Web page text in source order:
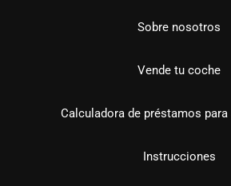
Sobre nosotros
Vende tu coche
Calculadora de préstamos
Instrucciones